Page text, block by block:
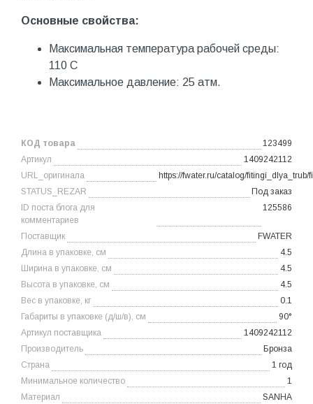
Основные свойства:
Максимальная температура рабочей среды:
110 С
Максимальное давление: 25 атм.
КОД товара
123499
Артикул
1409242112
URL_оригинала
https://fwater.ru/catalog/
STATUS_REZAR
Под заказ
ID поста блога для
комментариев
125586
Поставщик
FWATER
Длина в упаковке, см
4.5
Ширина в упаковке, см
4.5
Высота в упаковке, см
4.5
Вес в упаковке, кг
0.1
Габариты в упаковке (д/ш/в), см
90°
Артикул поставщика
1409242112
Производитель
Бронза
Страна
1 год
Минимальное количество
1
Материал
SANHA